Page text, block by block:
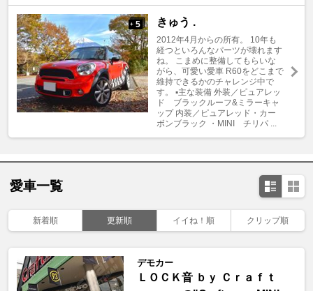
+ 5 きゅう .
2012年4月からの所有。 10年も
経つといろんなパーツが壊れます
ね。 こまめに整備してもらいな
がら、可愛い愛車 R60をどこまで
維持できるかのチャレンジ中で
す。 ▪︎主な装備 外装／ピュアレッ
ド ブラックルーフ&ミラーキャ
ップ 内装／ピュアレッド・カー
ボンブラック ・MINI チリパ ...
愛車一覧
新着順 更新順 イイね！順 クリップ順
デモカー
ＬＯＣＫ音 ｂｙ Ｃｒａｆｔ